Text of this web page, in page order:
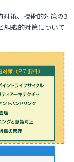
対策、技術的対策の3
組織的対策について